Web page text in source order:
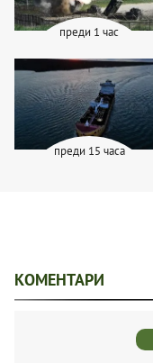
преди 1 час
преди 15 часа
КОМЕНТАРИ